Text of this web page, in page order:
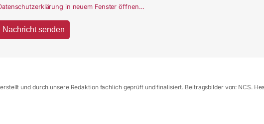
in neuem Fenster öffnen…
und durch unsere Redaktion fachlich geprüft und finalisiert. Beitragsbilder von: NCS.